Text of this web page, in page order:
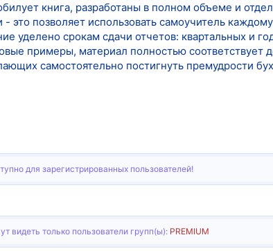
книга, разработаны в полном объеме и
- это позволяет использовать самоучитель
уделено срокам сдачи отчетов: квартальных и
примеры, материал полностью соответствует
самостоятельно постигнуть премудрости
для зарегистрированных пользователей!
видеть только пользователи групп(ы): PREMIUM